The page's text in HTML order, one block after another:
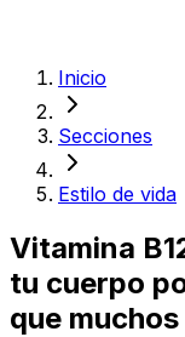
Inicio
Secciones
Estilo de vida
Vitamina
tu cuerpo
que